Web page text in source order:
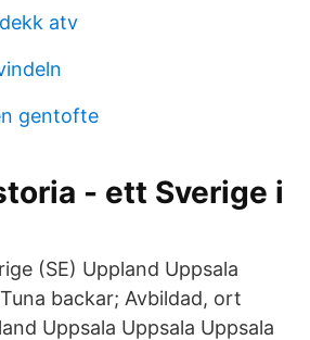
atv
gentofte
- ett Sverige i
(SE) Uppland Uppsala
backar; Avbildad, ort
Uppsala Uppsala Uppsala